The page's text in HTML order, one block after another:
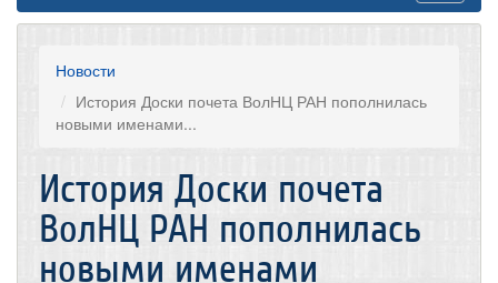
Новости
История Доски почета ВолНЦ РАН пополнилась
новыми именами...
История Доски почета
ВолНЦ РАН пополнилась
новыми именами